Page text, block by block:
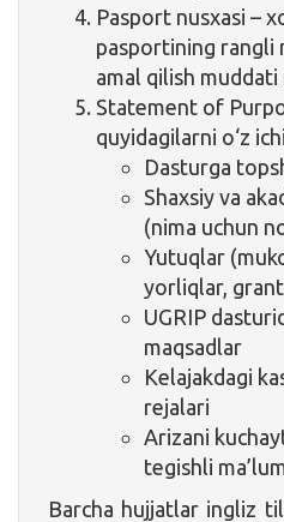
Pasport nusxasi –
pasportining rangli
amal qilish muddati
Statement of
quyidagilarni o‘z
Dasturga
Shaxsiy va
(nima uchun
Yutuqlar
yorliqlar,
UGRIP
maqsadlar
Kelajakdagi
rejalari
Arizani
tegishli
Barcha hujjatlar ingliz